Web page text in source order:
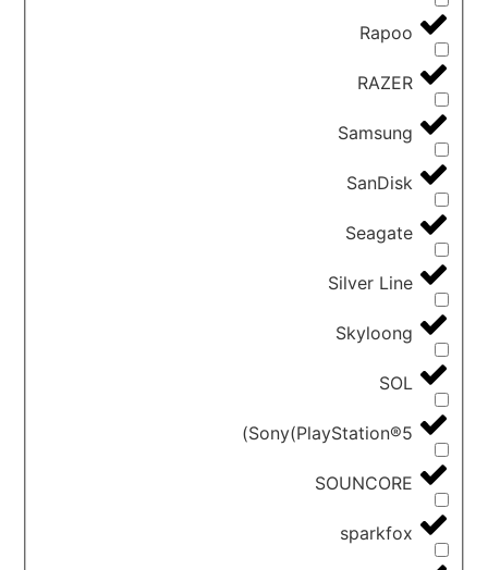
Rapoo
RAZER
Samsung
SanDisk
Seagate
Silver Line
Skyloong
SOL
Sony(PlayStation®5)
SOUNCORE
sparkfox